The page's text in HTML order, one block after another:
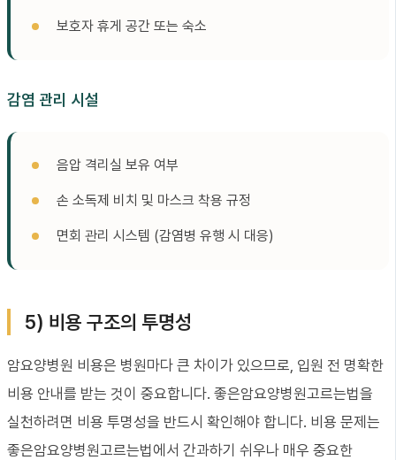
보호자 휴게 공간 또는 숙소
감염 관리 시설
음압 격리실 보유 여부
손 소독제 비치 및 마스크 착용 규정
면회 관리 시스템 (감염병 유행 시 대응)
5) 비용 구조의 투명성
암요양병원 비용은 병원마다 큰 차이가 있으므로, 입원 전 명확한
비용 안내를 받는 것이 중요합니다. 좋은암요양병원고르는법을
실천하려면 비용 투명성을 반드시 확인해야 합니다. 비용 문제는
좋은암요양병원고르는법에서 간과하기 쉬우나 매우 중요한